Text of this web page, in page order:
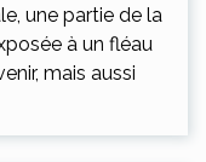
une partie de la
à un fléau
mais aussi